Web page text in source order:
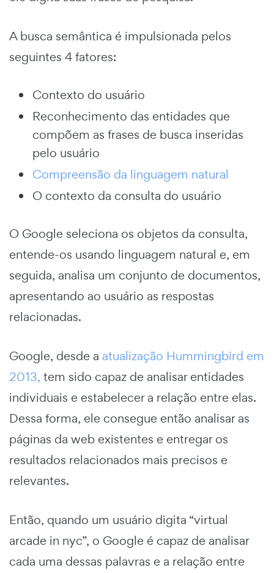
A busca semântica é impulsionada pelos
seguintes 4 fatores:
Contexto do usuário
Reconhecimento das entidades que
compõem as frases de busca inseridas
pelo usuário
Compreensão da linguagem natural
O contexto da consulta do usuário
O Google seleciona os objetos da consulta,
entende-os usando linguagem natural e, em
seguida, analisa um conjunto de documentos,
apresentando ao usuário as respostas
relacionadas.
Google, desde a atualização Hummingbird em
2013, tem sido capaz de analisar entidades
individuais e estabelecer a relação entre elas.
Dessa forma, ele consegue então analisar as
páginas da web existentes e entregar os
resultados relacionados mais precisos e
relevantes.
Então, quando um usuário digita “virtual
arcade in nyc”, o Google é capaz de analisar
cada uma dessas palavras e a relação entre